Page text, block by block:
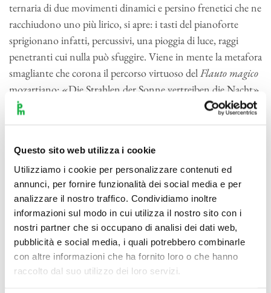
Questo sito web utilizza i cookie
Utilizziamo i cookie per personalizzare contenuti ed
annunci, per fornire funzionalità dei social media e per
analizzare il nostro traffico. Condividiamo inoltre
informazioni sul modo in cui utilizza il nostro sito con i
nostri partner che si occupano di analisi dei dati web,
pubblicità e social media, i quali potrebbero combinarle
con altre informazioni che ha fornito loro o che hanno
raccolto dal suo utilizzo dei loro servizi.
ternaria di due movimenti dinamici e persino frenetici che ne
racchiudono uno più lirico, si apre: i tasti del pianoforte
sprigionano infatti, percussivi, una pioggia di luce, raggi
penetranti cui nulla può sfuggire. Viene in mente la metafora
smagliante che corona il percorso virtuoso delFlauto magico
mozartiano: «Die Strahlen der Sonne vertreiben die Nacht»,
i raggi del sole mettono in fuga la notte.
francese e quindi costretta a un oneroso armistizio, Vienna,
patria adottiva di Beethoven, offriva uno spettacolo che il 26
giugno 1809, dieci giorni prima della vittoria di Napoleone a
Wagram, Beethoven commentava con queste parole: «Che
devastazione e sconquasso attorno a me, nient’altro che
tamburi, cannoni, afflizione umana d’ogni genere». Il furore
delle armi e le drammatiche difficoltà dei tempi, lungi dal
restare ai margini delle composizioni beethoveniane, vi si